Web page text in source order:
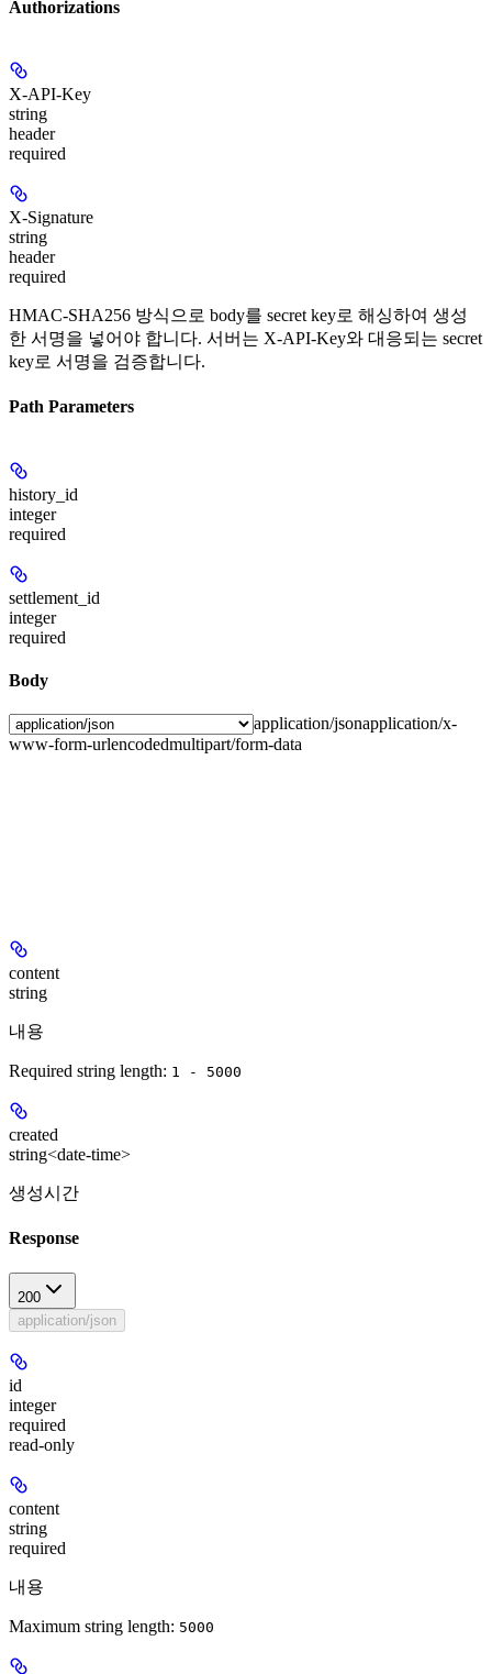
Authorizations
X-API-Key
string
header
required
X-Signature
string
header
required
HMAC-SHA256 방식으로 body를 secret key로 해싱하여 생성
한 서명을 넣어야 합니다. 서버는 X-API-Key와 대응되는 secret
key로 서명을 검증합니다.
Path Parameters
history_id
integer
required
settlement_id
integer
required
Body
application/jsonapplication/x-
www-form-urlencodedmultipart/form-data
content
string
내용
Required string length: 1 - 5000
created
string<date-time>
생성시간
Response
200
application/json
id
integer
required
read-only
content
string
required
내용
Maximum string length: 5000